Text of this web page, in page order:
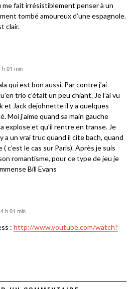
me fait irrésistiblement penser à un
tombé amoureux d’une espagnole.
clair.
h 01 min
qui est bon aussi. Par contre j’ai
trio c’était un peu chiant. Je l’ai vu
et Jack dejohnette il y a quelques
Moi j’aime quand sa main gauche
explose et qu’il rentre en transe. Je
a un vrai truc quand il cite bach, quand
c’est le cas sur Paris). Après je suis
romantisme, pour ce type de jeu je
Bill Evans
h 01 min
: http://www.youtube.com/watch?